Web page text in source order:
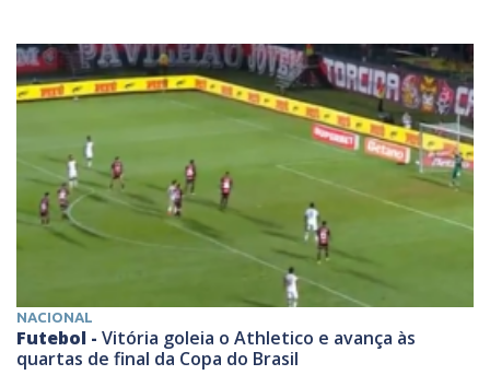
NACIONAL
Futebol - Vitória goleia o Athletico e avança às
quartas de final da Copa do Brasil